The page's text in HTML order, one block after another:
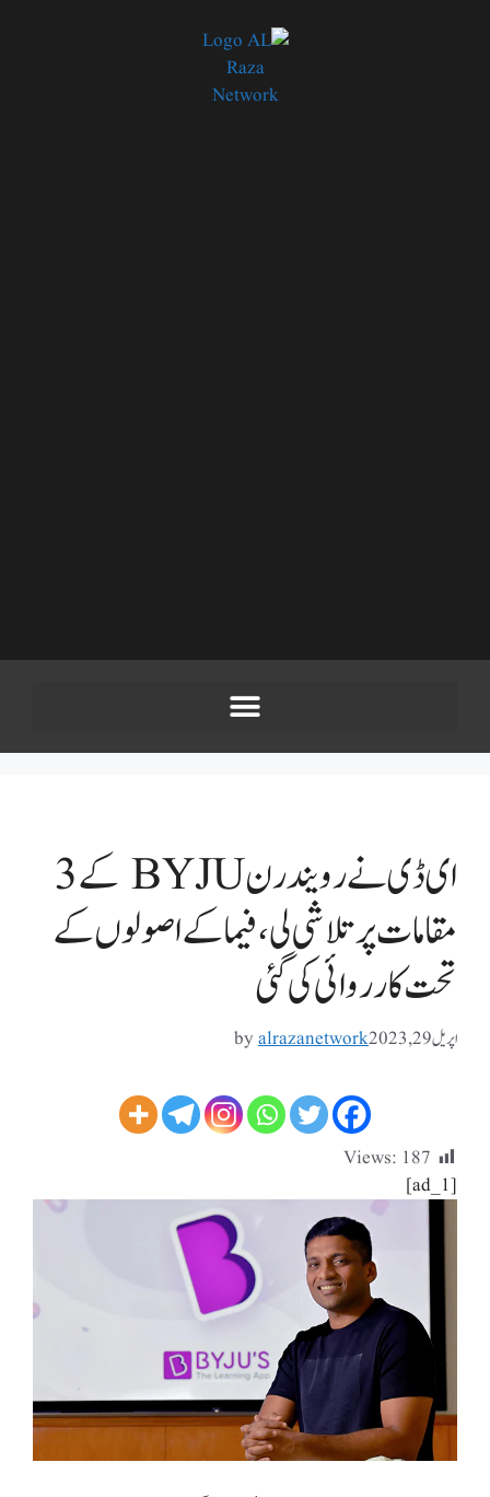
ای ڈی نے رویندرن BYJU کے 3
مقامات پر تلاشی لی، فیما کے اصولوں کے
تحت کارروائی کی گئی
اپریل 29, 2023 byalrazanetwork
Views: 187
[ad_1]